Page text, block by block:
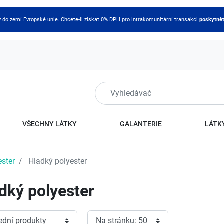
do zemí Evropské unie. Chcete-li získat 0% DPH pro intrakomunitární transakci
VŠECHNY LÁTKY GALANTERIE
Hladký polyester
polyester